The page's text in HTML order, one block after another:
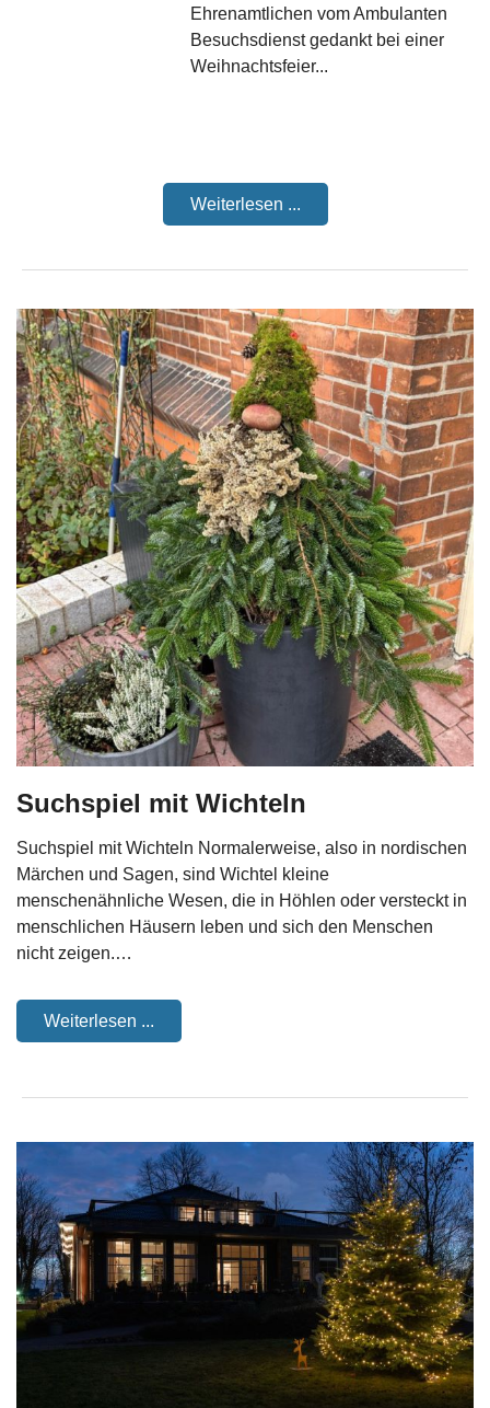
Ehrenamtlichen vom Ambulanten
Besuchsdienst gedankt bei einer
Weihnachtsfeier...
Weiterlesen ...
Suchspiel mit Wichteln
Suchspiel mit Wichteln Normalerweise, also in nordischen
Märchen und Sagen, sind Wichtel kleine
menschenähnliche Wesen, die in Höhlen oder versteckt in
menschlichen Häusern leben und sich den Menschen
nicht zeigen.…
Weiterlesen ...